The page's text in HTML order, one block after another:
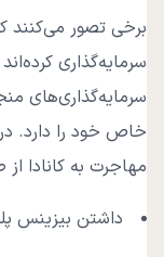
برخی تصور می‌کنند
سرمایه‌گذاری
سرمایه‌گذاری‌های
خاص خود را دارد.
مهاجرت به کانادا
داشتن بیزینس